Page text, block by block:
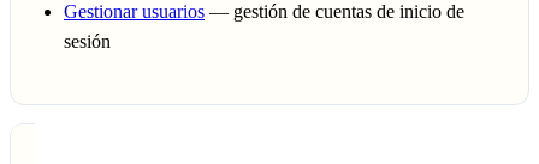
Gestionar usuarios — gestión de cuentas de inicio de
sesión